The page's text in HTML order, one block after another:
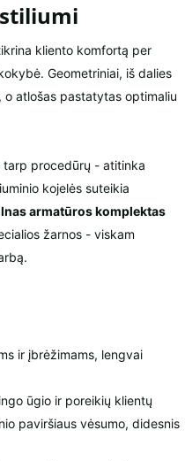
kliento komfortą per
Geometriniai, iš dalies
atlošas pastatytas optimaliu
tarp procedūrų - atitinka
kojelės suteikia
armatūros komplektas
žarnos - viskam
ir įbrėžimams, lengvai
ūgio ir poreikių klientų
paviršiaus vėsumo, didesnis